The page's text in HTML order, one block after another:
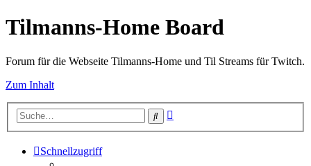
Tilmanns-Home Board
Forum für die Webseite Tilmanns-Home und Til Streams für Twitch.
Zum Inhalt
Suche
Schnellzugriff